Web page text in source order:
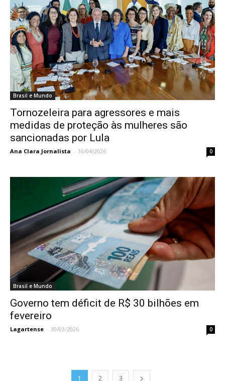
Brasil e Mundo
Tornozeleira para agressores e mais
medidas de proteção às mulheres são
sancionadas por Lula
Ana Clara Jornalista - 10/04/2026 0
Brasil e Mundo
Governo tem déficit de R$ 30 bilhões em
fevereiro
Lagartense - 30/03/2026 0
1 2 3